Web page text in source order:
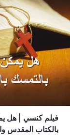
فيلم كنسي | هل
بالكتاب المقدس